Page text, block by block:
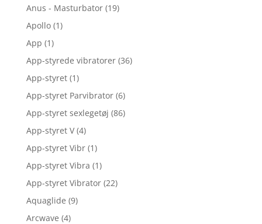
Anus - Masturbator (19)
Apollo (1)
App (1)
App-styrede vibratorer (36)
App-styret (1)
App-styret Parvibrator (6)
App-styret sexlegetøj (86)
App-styret V (4)
App-styret Vibr (1)
App-styret Vibra (1)
App-styret Vibrator (22)
Aquaglide (9)
Arcwave (4)